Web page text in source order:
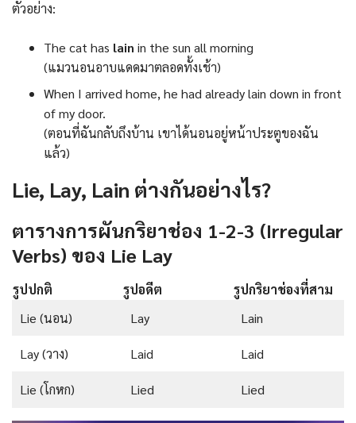
ตัวอย่าง:
The cat has lain in the sun all morning
(แมวนอนอาบแดดมาตลอดทั้งเช้า)
When I arrived home, he had already lain down in front
of my door.
(ตอนที่ฉันกลับถึงบ้าน เขาได้นอนอยู่หน้าประตูของฉัน
แล้ว)
Lie, Lay, Lain ต่างกันอย่างไร?
ตารางการผันกริยาช่อง 1-2-3 (Irregular
Verbs) ของ Lie Lay
รูปปกติ รูปอดีต
รูปกริยาช่องที่สาม
Lie (นอน)
Lay Lain
Lay (วาง) Laid Laid
Lie (โกหก) Lied Lied